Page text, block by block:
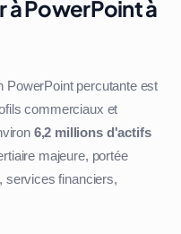
à PowerPoint à
PowerPoint percutante est
commerciaux et
6,2 millions d'actifs
majeure, portée
services financiers,